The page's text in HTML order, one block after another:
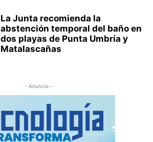
La Junta recomienda la
abstención temporal del baño en
dos playas de Punta Umbría y
Matalascañas
- Anuncio -